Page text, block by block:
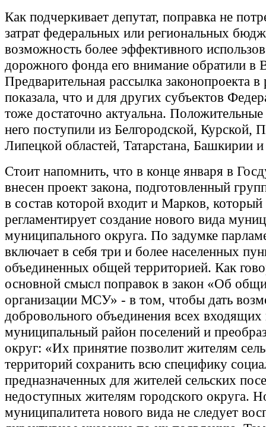
Как подчеркивает депутат, поправка не
затрат федеральных или региональных
возможность более эффективного
дорожного фонда его внимание обратили в
Предварительная рассылка законопроекта в
показала, что и для других субъектов
тоже достаточно актуальна.
него поступили из Белгородской, Курской,
Липецкой областей, Татарстана, Башкирии
Стоит напомнить, что в конце января в
внесен проект закона, подготовленный
в состав которой входит и Марков, который
регламентирует создание нового вида
муниципального округа. По задумке
включает в себя три и более населенных
объединенных общей территорией. Как
основной смысл поправок в закон «Об
организации МСУ» - в том, чтобы дать
добровольного объединения всех входящих
муниципальный район поселений и
округ: «Их принятие позволит жителям
территорий сохранить всю специфику
предназначенных для жителей сельских
недоступных жителям городского округа.
муниципалитета нового вида не следует